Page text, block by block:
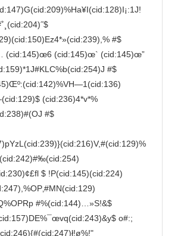
#$
(cid:145)œ6 (cid:145)œ` (cid:145)œ”
#$
(cid:236)4*v*%
#$
$ !P(cid:145)(cid:224)
#%(cid:144)…»S!&$
o#:;